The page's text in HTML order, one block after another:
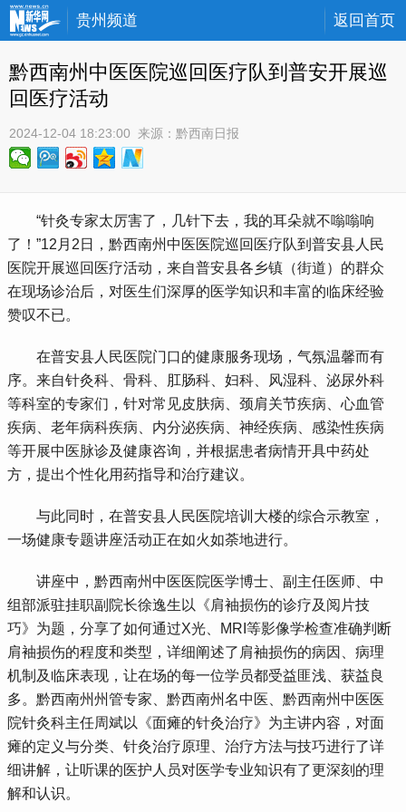
贵州频道 返回首页
黔西南州中医医院巡回医疗队到普安开展巡
回医疗活动
2024-12-04 18:23:00 来源： 黔西南日报
“针灸专家太厉害了，几针下去，我的耳朵就不嗡嗡响
了！”12月2日，黔西南州中医医院巡回医疗队到普安县人民
医院开展巡回医疗活动，来自普安县各乡镇（街道）的群众
在现场诊治后，对医生们深厚的医学知识和丰富的临床经验
赞叹不已。
在普安县人民医院门口的健康服务现场，气氛温馨而有
序。来自针灸科、骨科、肛肠科、妇科、风湿科、泌尿外科
等科室的专家们，针对常见皮肤病、颈肩关节疾病、心血管
疾病、老年病科疾病、内分泌疾病、神经疾病、感染性疾病
等开展中医脉诊及健康咨询，并根据患者病情开具中药处
方，提出个性化用药指导和治疗建议。
与此同时，在普安县人民医院培训大楼的综合示教室，
一场健康专题讲座活动正在如火如荼地进行。
讲座中，黔西南州中医医院医学博士、副主任医师、中
组部派驻挂职副院长徐逸生以《肩袖损伤的诊疗及阅片技
巧》为题，分享了如何通过X光、MRI等影像学检查准确判断
肩袖损伤的程度和类型，详细阐述了肩袖损伤的病因、病理
机制及临床表现，让在场的每一位学员都受益匪浅、获益良
多。黔西南州州管专家、黔西南州名中医、黔西南州中医医
院针灸科主任周斌以《面瘫的针灸治疗》为主讲内容，对面
瘫的定义与分类、针灸治疗原理、治疗方法与技巧进行了详
细讲解，让听课的医护人员对医学专业知识有了更深刻的理
解和认识。